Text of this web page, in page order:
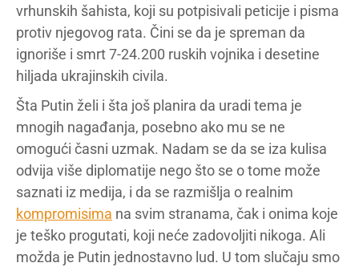
vrhunskih šahista, koji su potpisivali peticije i pisma
protiv njegovog rata. Čini se da je spreman da
ignoriše i smrt 7-24.200 ruskih vojnika i desetine
hiljada ukrajinskih civila.
Šta Putin želi i šta još planira da uradi tema je
mnogih nagađanja, posebno ako mu se ne
omogući časni uzmak. Nadam se da se iza kulisa
odvija više diplomatije nego što se o tome može
saznati iz medija, i da se razmišlja o realnim
kompromisima na svim stranama, čak i onima koje
je teško progutati, koji neće zadovoljiti nikoga. Ali
možda je Putin jednostavno lud. U tom slučaju smo